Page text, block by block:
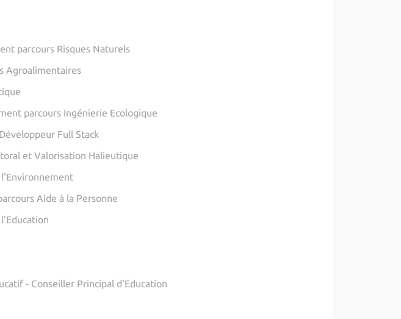
parcours Risques Naturels
Agroalimentaires
parcours Ingénierie Ecologique
Full Stack
et Valorisation Halieutique
l'Environnement
Aide à la Personne
- Conseiller Principal d'Education